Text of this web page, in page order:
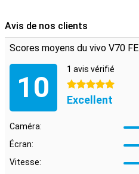
son de qualité pour la musique et
permettra de garder votre
ainsi d'un smartphone à l'épreuve
Avis de nos clients
Scores moyens du vivo V70
10
1 avis vérifié
5 étoiles
Excellent
Caméra:
Écran:
Vitesse: